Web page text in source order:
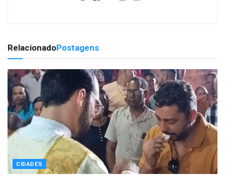
RelacionadoPostagens
CIDADES